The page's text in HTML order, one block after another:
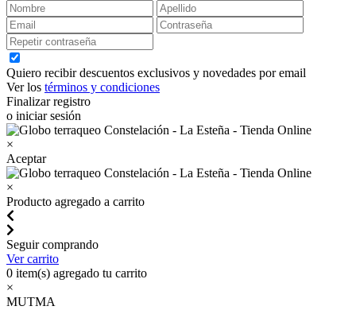
Quiero recibir descuentos exclusivos y novedades por email
Ver los términos y condiciones
Finalizar registro
o iniciar sesión
×
Aceptar
×
Producto agregado a carrito
Seguir comprando
Ver carrito
0 item(s) agregado tu carrito
×
MUTMA